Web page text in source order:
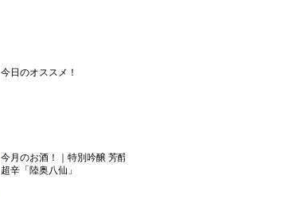
今日のオススメ！
今月のお酒！｜特別吟醸 芳醇
超辛「陸奥八仙」